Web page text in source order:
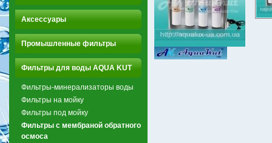
Аксессуары
Промышленные фильтры
Фильтры для воды AQUA KUT
Фильтры-минерализаторы воды
Фильтры на мойку
Фильтры под мойку
Фильтры с мембраной обратного
осмоса